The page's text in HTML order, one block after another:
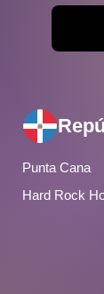
Punta Cana
Hard Rock